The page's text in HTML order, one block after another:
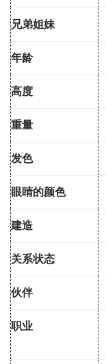
兄弟姐妹
年龄
高度
重量
发色
眼睛的颜色
建造
关系状态
伙伴
职业